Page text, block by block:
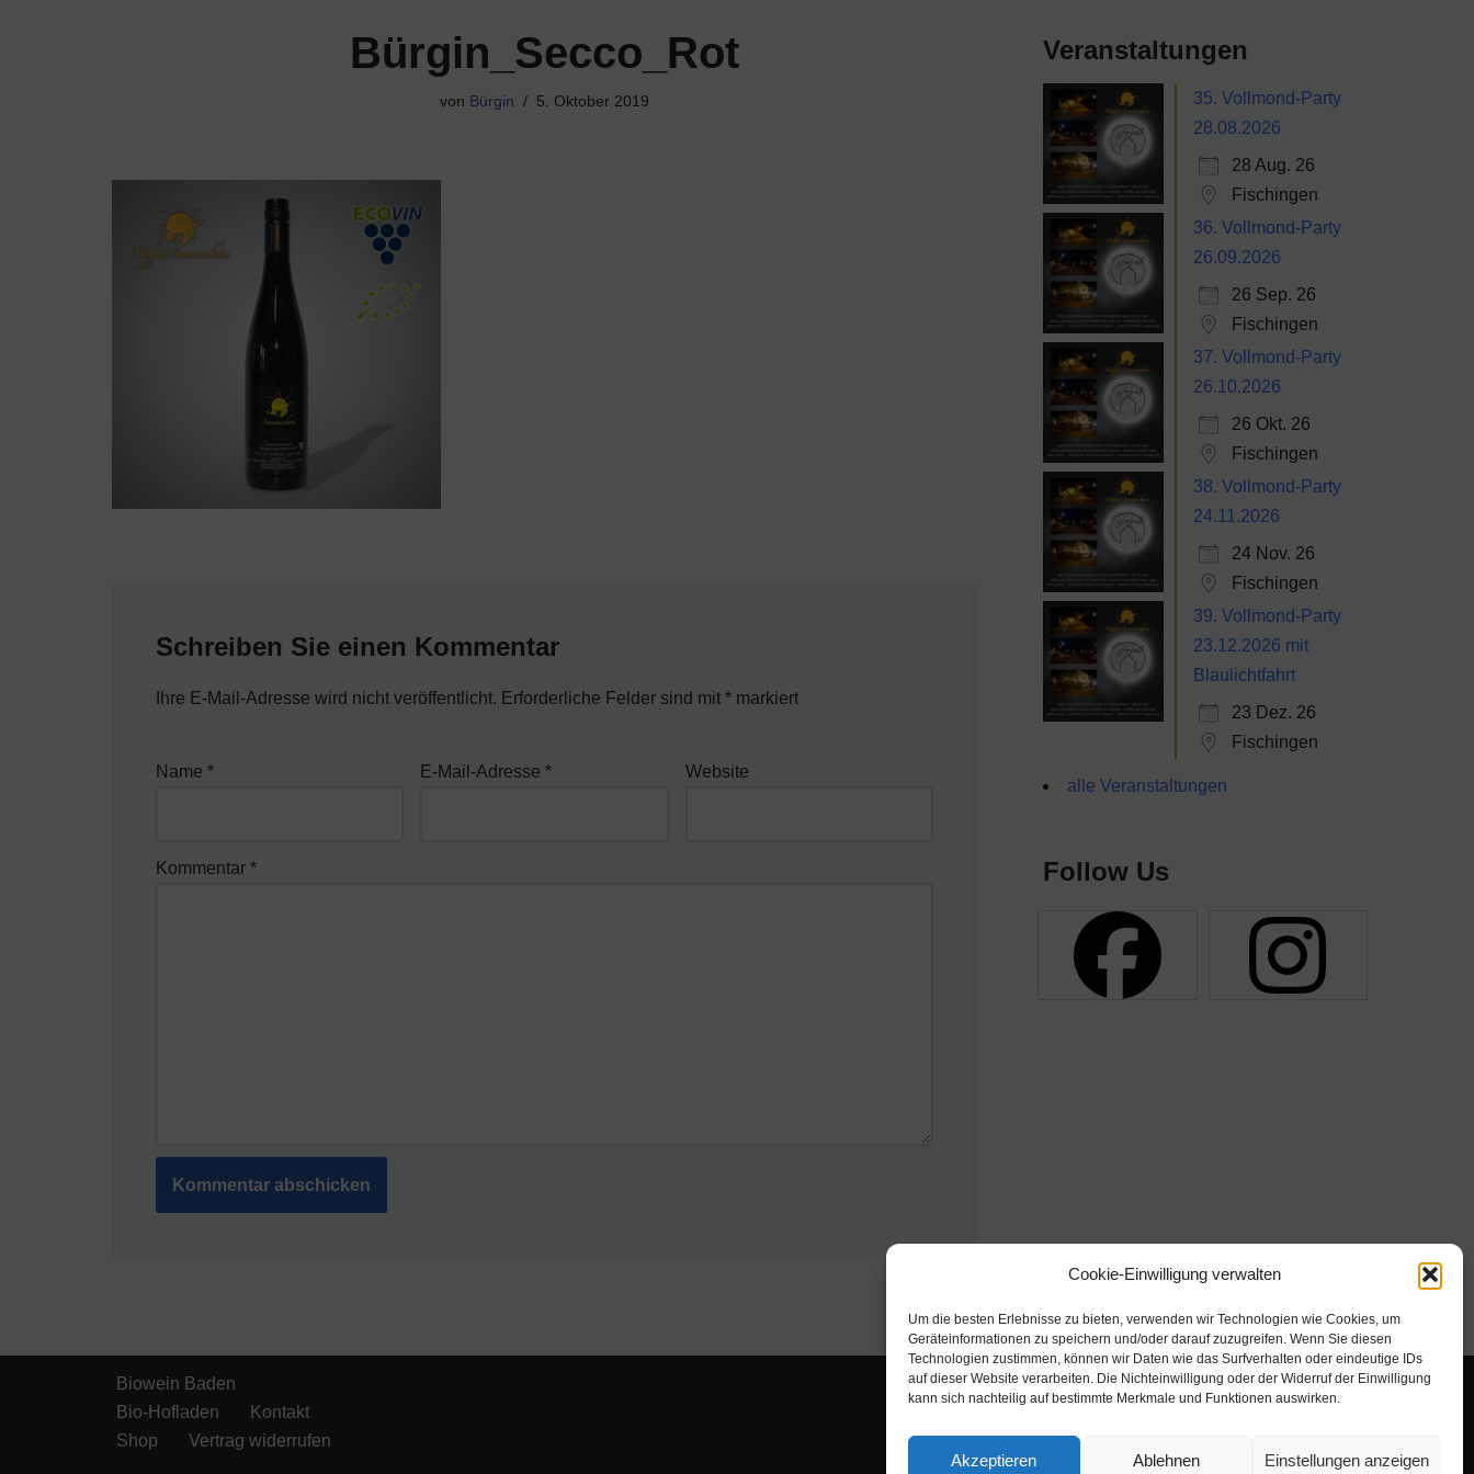
Cookie-Einwilligung verwalten
Um die besten Erlebnisse zu bieten, verwenden wir Technologien wie Cookies, um
Geräteinformationen zu speichern und/oder darauf zuzugreifen. Wenn Sie diesen
Technologien zustimmen, können wir Daten wie das Surfverhalten oder eindeutige IDs
auf dieser Website verarbeiten. Die Nichteinwilligung oder der Widerruf der Einwilligung
kann sich nachteilig auf bestimmte Merkmale und Funktionen auswirken.
Akzeptieren Ablehnen Einstellungen anzeigen
Bürgin_Secco_Rot
von Bürgin 5. Oktober 2019
Schreiben Sie einen Kommentar
Ihre E-Mail-Adresse wird nicht veröffentlicht. Erforderliche Felder sind mit * markiert
Name * E-Mail-Adresse* Website
Kommentar *
Veranstaltungen
35. Vollmond-Party
28.08.2026
28 Aug. 26
Fischingen
36. Vollmond-Party
26.09.2026
26 Sep. 26
Fischingen
37. Vollmond-Party
26.10.2026
26 Okt. 26
Fischingen
38. Vollmond-Party
24.11.2026
24 Nov. 26
Fischingen
39. Vollmond-Party
23.12.2026 mit
Blaulichtfahrt
23 Dez. 26
Fischingen
alle Veranstaltungen
Follow Us
Biowein Baden
Bio-Hofladen
Kontakt
Shop
Vertrag widerrufen